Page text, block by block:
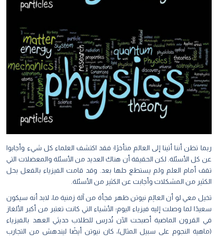
ربما تظن أننا أتينا إلى العالم متأخرًا؛ فقد اكتشف العلماء كل شيء وأجابوا
عن كل الأسئلة. لكن الحقيقة أن هناك العديد من الأسئلة والمعضلات التي
تقف أمام العلم ولم يستطع حلها بعد. وقد قامت الفيزياء بالفعل بحل
الكثير من المشكلات وأجابت عن الكثير من الأسئلة.
تخيل معي لو أن العالِم نيوتن ظهر فجأة من آلة زمنية ما، لابد أنه سيكون
سعيدًا لما وصلت إليه فيزياء اليوم؛ الأشياء التي كانت تعتبر من أكبر الألغاز
في القرون الماضية أصبحت الآن تُدرس للطلاب حديثي العهد بالفيزياء
(ماهية النجوم على سبيل المثال)، كان نيوتن أيضًا ليندهش من التجارب